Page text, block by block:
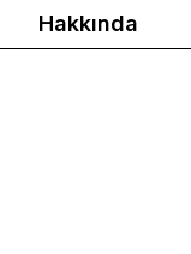
Hakkında